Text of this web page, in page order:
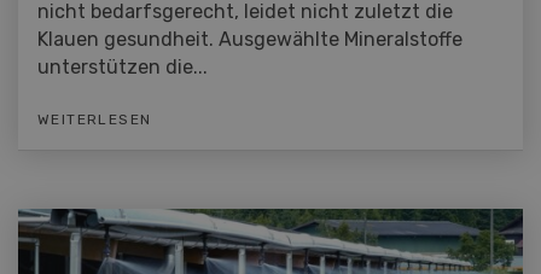
nicht bedarfsgerecht, leidet nicht zuletzt die
Klauen gesundheit. Ausgewählte Mineralstoffe
unterstützen die...
WEITERLESEN